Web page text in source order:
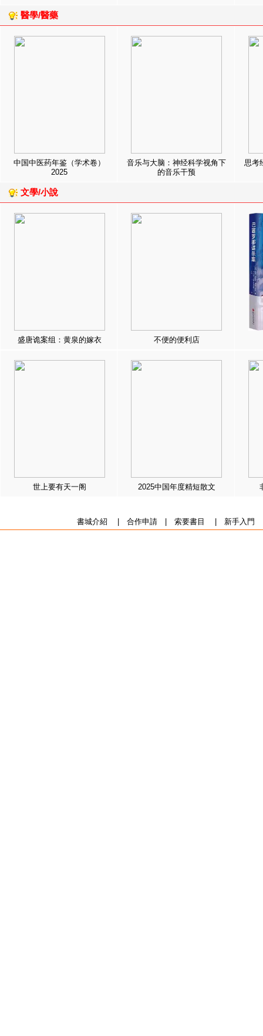
醫學/醫藥
中国中医药年鉴（学术卷）
2025
音乐与大脑：神经科学视角下
的音乐干预
思考
文學/小說
盛唐诡案组：黄泉的嫁衣 不便的便利店
世上要有天一阁 2025中国年度精短散文
書城介紹 合作申請| 索要書目 新手入門